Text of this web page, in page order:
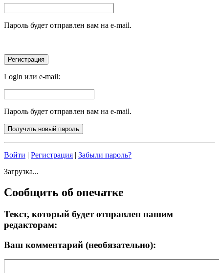
Пароль будет отправлен вам на e-mail.
Login или e-mail:
Пароль будет отправлен вам на e-mail.
Войти | Регистрация | Забыли пароль?
Загрузка...
Сообщить об опечатке
Текст, который будет отправлен нашим
редакторам:
Ваш комментарий (необязательно):